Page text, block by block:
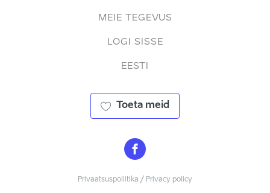
MEIE TEGEVUS
LOGI SISSE
EESTI
Toeta meid
Privaatsuspoliitika / Privacy policy